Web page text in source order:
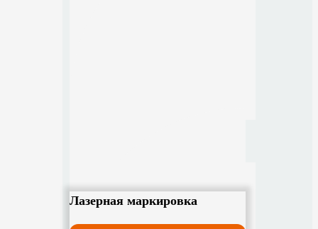
Лазерная маркировка